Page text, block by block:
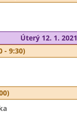
Úterý 12. 1. 2021
- 9:30)